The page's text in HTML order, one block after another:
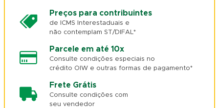
Preços para contribuintes
de ICMS Interestaduais e
não contemplam ST/DIFAL*
Parcele em até 10x
Consulte condições especiais no
crédito OIW e outras formas de pagamento*
Frete Grátis
Consulte condições com
seu vendedor